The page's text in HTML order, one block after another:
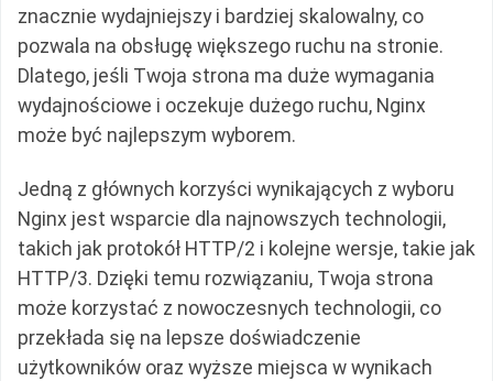
znacznie wydajniejszy i bardziej skalowalny, co
pozwala na obsługę większego ruchu na stronie.
Dlatego, jeśli Twoja strona ma duże wymagania
wydajnościowe i oczekuje dużego ruchu, Nginx
może być najlepszym wyborem.
Jedną z głównych korzyści wynikających z wyboru
Nginx jest wsparcie dla najnowszych technologii,
takich jak protokół HTTP/2 i kolejne wersje, takie jak
HTTP/3. Dzięki temu rozwiązaniu, Twoja strona
może korzystać z nowoczesnych technologii, co
przekłada się na lepsze doświadczenie
użytkowników oraz wyższe miejsca w wynikach